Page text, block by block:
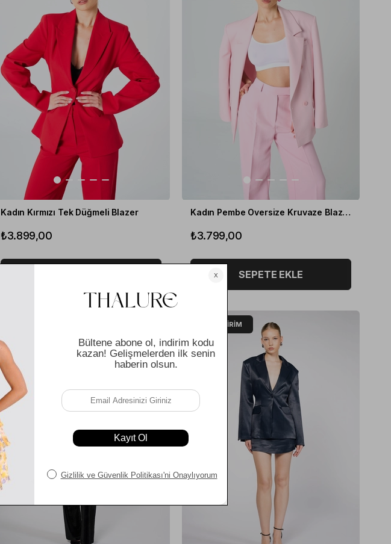
Kadın Kırmızı Tek Düğmeli Blazer
₺3.899,00
Kadın Pembe Oversize Kruvaze Blazer
₺3.799,00
SEPETE EKLE
İNDIRIM